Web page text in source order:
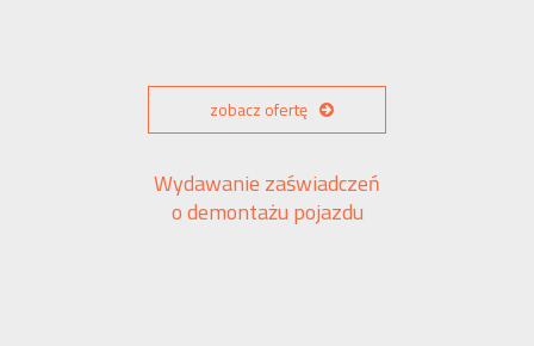
zobacz ofertę
Wydawanie zaświadczeń
o demontażu pojazdu